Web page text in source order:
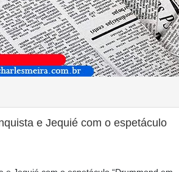
e Jequié com o espetáculo